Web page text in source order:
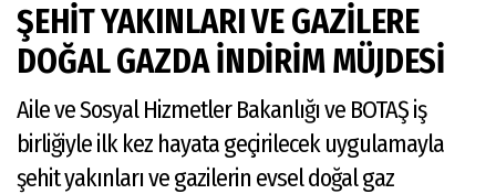
ŞEHİT YAKINLARI VE GAZİLERE
DOĞAL GAZDA İNDİRİM MÜJDESİ
Aile ve Sosyal Hizmetler Bakanlığı ve BOTAŞ iş
birliğiyle ilk kez hayata geçirilecek uygulamayla
şehit yakınları ve gazilerin evsel doğal gaz